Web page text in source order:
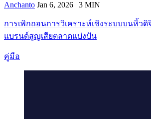
Anchanto Jan 6, 2026 | 3 MIN
การเพิกถอนการวิเคราะห์เชิงระบบบนหิ้ว
แบรนด์สูญเสียตลาดแบ่งปัน
คู่มือ